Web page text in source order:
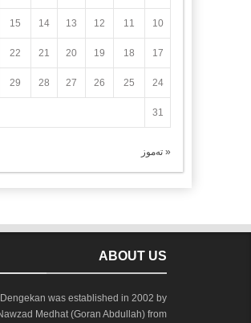
10
11
12
13
14
15
17
18
19
20
21
22
24
25
26
27
28
29
31
« تەموز
ABOUT US
Dengekan was established in 2002 by
Medhat (Goran Abdullah) from